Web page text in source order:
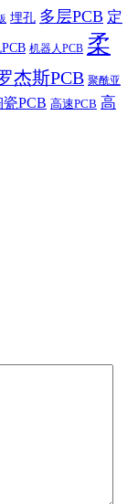
埋孔 多层PCB 定
机器人PCB 柔
杰斯PCB 聚酰亚
瓷PCB 高速PCB 高